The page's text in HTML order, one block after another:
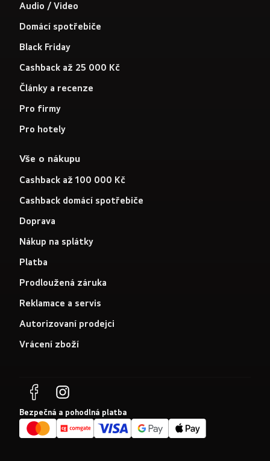
Audio / Video
Domácí spotřebiče
Black Friday
Cashback až 25 000 Kč
Články a recenze
Pro firmy
Pro hotely
Vše o nákupu
Cashback až 100 000 Kč
Cashback domácí spotřebiče
Doprava
Nákup na splátky
Platba
Prodloužená záruka
Reklamace a servis
Autorizovaní prodejci
Vrácení zboží
Bezpečná a pohodlná platba